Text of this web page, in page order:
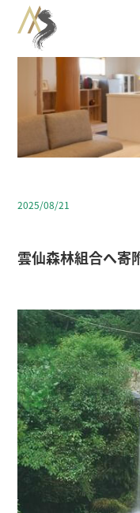
2025/08/21
雲仙森林組合へ寄